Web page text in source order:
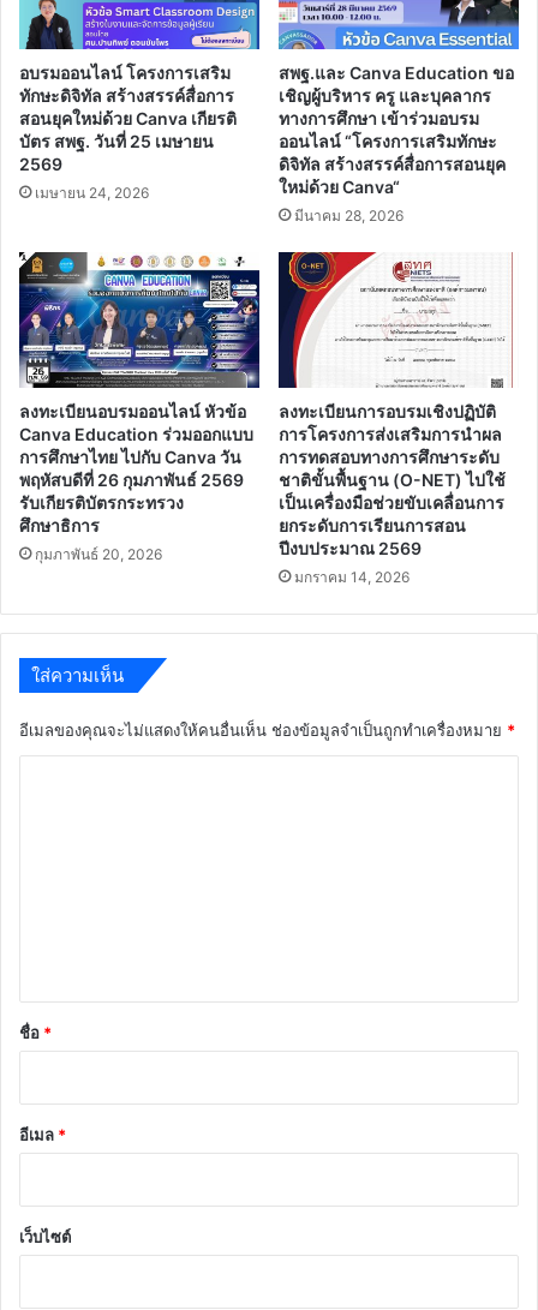
สภา
การ
อบรมออนไลน์ โครงการเสริม
ทักษะดิจิทัล สร้างสรรค์สื่อการ
สอนยุคใหม่ด้วย Canva เกียรติ
บัตร สพฐ. วันที่ 25 เมษายน
2569
เมษายน 24, 2026
สพฐ.และ Canva Education ขอ
เชิญผู้บริหาร ครู และบุคลากร
ทางการศึกษา เข้าร่วมอบรม
ออนไลน์ “โครงการเสริมทักษะ
ดิจิทัล สร้างสรรค์สื่อการสอนยุค
ใหม่ด้วย Canva“
มีนาคม 28, 2026
ลงทะเบียนอบรมออนไลน์ หัวข้อ
Canva Education ร่วมออกแบบ
การศึกษาไทย ไปกับ Canva วัน
พฤหัสบดีที่ 26 กุมภาพันธ์ 2569
รับเกียรติบัตรกระทรวง
ศึกษาธิการ
กุมภาพันธ์ 20, 2026
ลงทะเบียนการอบรมเชิงปฏิบัติ
การโครงการส่งเสริมการนำผล
การทดสอบทางการศึกษาระดับ
ชาติขั้นพื้นฐาน (O-NET) ไปใช้
เป็นเครื่องมือช่วยขับเคลื่อนการ
ยกระดับการเรียนการสอน
ปีงบประมาณ 2569
มกราคม 14, 2026
ใส่ความเห็น
อีเมลของคุณจะไม่แสดงให้คนอื่นเห็น ช่องข้อมูลจำเป็นถูกทำเครื่องหมาย *
*
ชื่อ *
อีเมล *
เว็บไซต์